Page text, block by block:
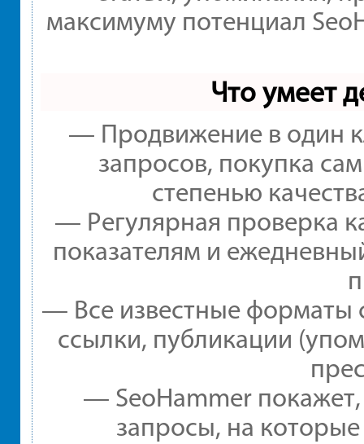
максимуму потенциал
Что умеет
— Продвижение в один
запросов, покупка
степенью
— Регулярная проверка
показателям и
— Все известные форматы
ссылки, публикации
— SeoHammer покажет,
запросы, на